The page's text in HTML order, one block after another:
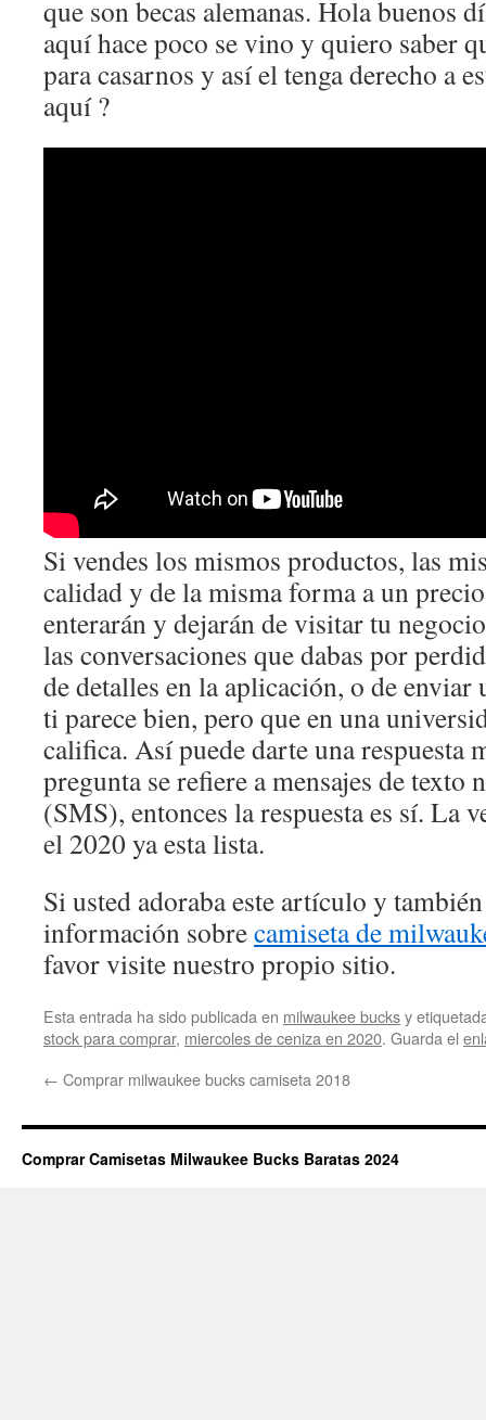
que son becas alemanas. Hola buenos
aquí hace poco se vino y quiero saber
para casarnos y así el tenga derecho a
aquí ?
Si vendes los mismos productos, las
calidad y de la misma forma a un
enterarán y dejarán de visitar tu
las conversaciones que dabas por
de detalles en la aplicación, o de enviar
ti parece bien, pero que en una
califica. Así puede darte una respuesta
pregunta se refiere a mensajes de texto
(SMS), entonces la respuesta es sí. La
el 2020 ya esta lista.
Si usted adoraba este artículo y
información sobrecamiseta de
favor visite nuestro propio sitio.
Esta entrada ha sido publicada en milwaukee bucksy
stock para comprar, miercoles de ceniza en 2020. Guarda el
← Comprar milwaukee bucks camiseta 2018
Comprar Camisetas Milwaukee Bucks Baratas 2024